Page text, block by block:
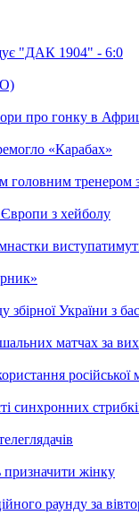
"ДАК 1904" - 6:0
про гонку в
«Карабах»
тренером
Європи з хейболу
України з
матчах за
синхронних
жінку
раунду за